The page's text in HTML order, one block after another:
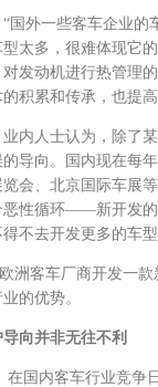
外一些客车企业的车
型太多，很难体现它
对发动机进行热管理
的积累和传承，也提
人士认为，除了某
的导向。国内现在每
览会、北京国际车展
恶性循环——新开发的
得不去开发更多的车
客车厂商开发一款
的优势。
向并非无往不利
内客车行业竞争日